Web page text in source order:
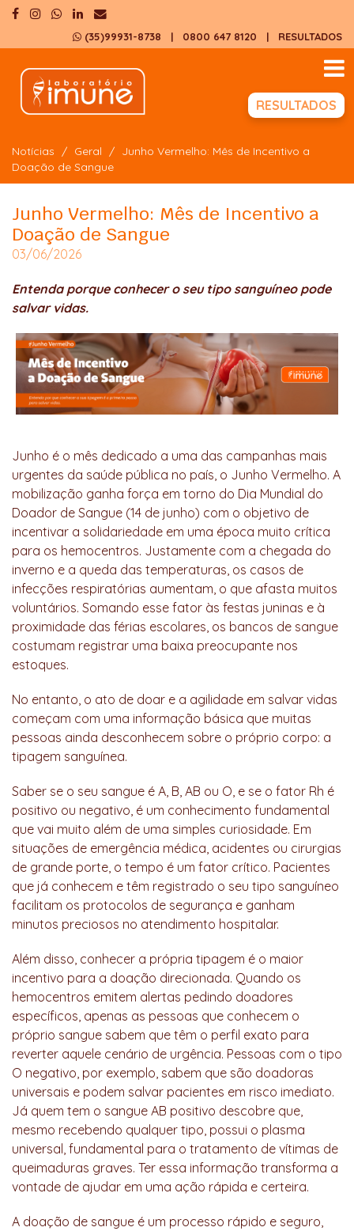
(35)99931-8738 | 0800 647 8120 | RESULTADOS
RESULTADOS
Notícias Geral
Junho Vermelho: Mês de Incentivo a
Doação de Sangue
Junho Vermelho: Mês de Incentivo a
Doação de Sangue
03/06/2026
Entenda porque conhecer o seu tipo sanguíneo pode
salvar vidas.
Junho é o mês dedicado a uma das campanhas mais
urgentes da saúde pública no país, o Junho Vermelho. A
mobilização ganha força em torno do Dia Mundial do
Doador de Sangue (14 de junho) com o objetivo de
incentivar a solidariedade em uma época muito crítica
para os hemocentros. Justamente com a chegada do
inverno e a queda das temperaturas, os casos de
infecções respiratórias aumentam, o que afasta muitos
voluntários. Somando esse fator às festas juninas e à
proximidade das férias escolares, os bancos de sangue
costumam registrar uma baixa preocupante nos
estoques.
No entanto, o ato de doar e a agilidade em salvar vidas
começam com uma informação básica que muitas
pessoas ainda desconhecem sobre o próprio corpo: a
tipagem sanguínea.
Saber se o seu sangue é A, B, AB ou O, e se o fator Rh é
positivo ou negativo, é um conhecimento fundamental
que vai muito além de uma simples curiosidade. Em
situações de emergência médica, acidentes ou cirurgias
de grande porte, o tempo é um fator crítico. Pacientes
que já conhecem e têm registrado o seu tipo sanguíneo
facilitam os protocolos de segurança e ganham
minutos preciosos no atendimento hospitalar.
Além disso, conhecer a própria tipagem é o maior
incentivo para a doação direcionada. Quando os
hemocentros emitem alertas pedindo doadores
específicos, apenas as pessoas que conhecem o
próprio sangue sabem que têm o perfil exato para
reverter aquele cenário de urgência. Pessoas com o tipo
O negativo, por exemplo, sabem que são doadoras
universais e podem salvar pacientes em risco imediato.
Já quem tem o sangue AB positivo descobre que,
mesmo recebendo qualquer tipo, possui o plasma
universal, fundamental para o tratamento de vítimas de
queimaduras graves. Ter essa informação transforma a
vontade de ajudar em uma ação rápida e certeira.
A doação de sangue é um processo rápido e seguro,